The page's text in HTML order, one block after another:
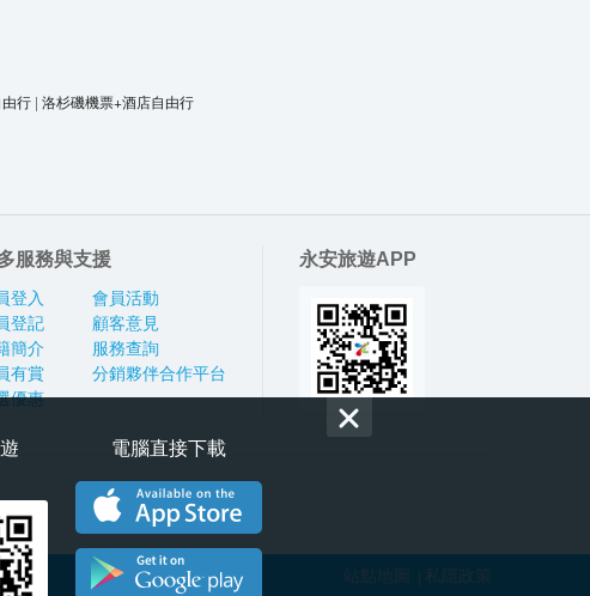
行 | 洛杉磯機票+酒店自由行
服務與支援
登入
登記
簡介
有賞
優惠
會員活動
顧客意見
服務查詢
分銷夥伴合作平台
永安旅遊APP
電腦直接下載